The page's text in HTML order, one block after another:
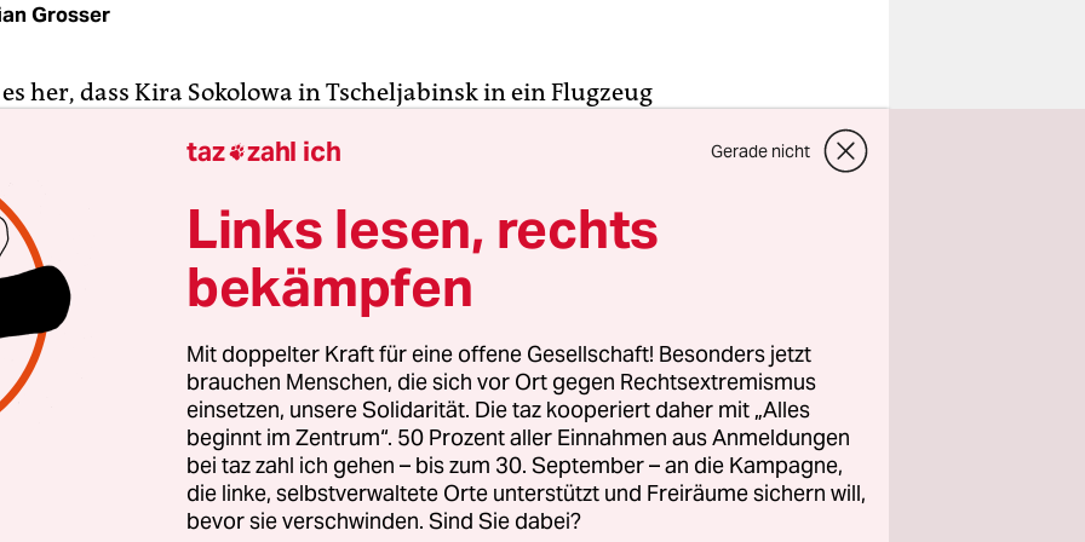
Grosser
her, dass Kira Sokolowa in Tscheljabinsk in ein Flugzeug
Russlands am 6. Mai 2012 in die Hauptstadt. Ihr Ziel
Bolotnaja-Platz, auf dem die Demonstrierenden
Wladimir Putins dritte Amtszeit als Präsident zu
Zuvor zeigten zahlreiche im Internet veröffentlichte
unfaire Bedingungen und massive Wahlfälschungen zum
Wahlsieg Putins geführt hatten.
jährige Kunstpädagogin nun auf dem Massenprotest der
dem russischen „Marsch der Millionen“, mitlief, darüber
noch immer überrascht. Kira Sokolowa ist wie viele in
ein Neuling. Als Wladimir Putin im Herbst 2011
taz zahl ich Gerade nicht
Links lesen, rechts
bekämpfen
Mit doppelter Kraft für eine offene Gesellschaft! Besonders jetzt
brauchen Menschen, die sich vor Ort gegen Rechtsextremismus
einsetzen, unsere Solidarität. Die taz kooperiert daher mit „Alles
beginnt im Zentrum“. 50 Prozent aller Einnahmen aus Anmeldungen
bei taz zahl ich gehen – bis zum 30. September – an die Kampagne,
die linke, selbstverwaltete Orte unterstützt und Freiräume sichern will,
bevor sie verschwinden. Sind Sie dabei?